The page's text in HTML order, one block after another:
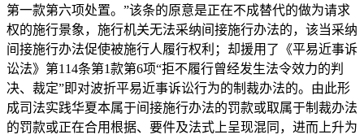
第一款第六项处置。”该条的原意是正在不成替代的做为请求
权的施行景象，施行机关无法采纳间接施行办法的，该当采纳
间接施行办法促使被施行人履行权利；却援用了《平易近事诉
讼法》第114条第1款第6项“拒不履行曾经发生法令效力的判
决、裁定”即对波折平易近事诉讼行为的制裁办法的。由此形
成司法实践华夏本属于间接施行办法的罚款或取属于制裁办法
的罚款或正在合用根据、要件及法式上呈现混同，进而上升为